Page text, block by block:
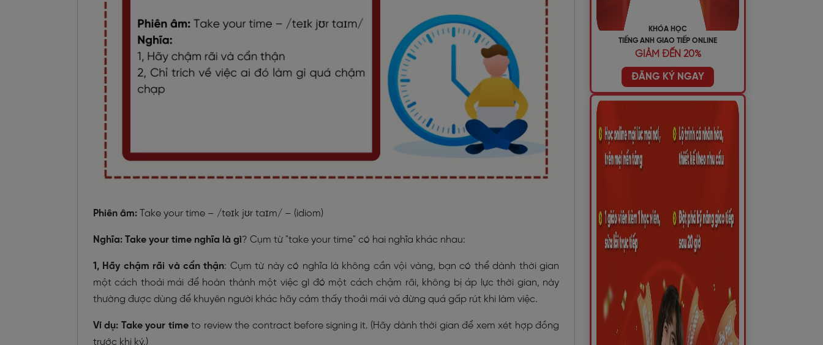
Phiên âm: Take your time – /teɪk jʊr taɪm/ – (idiom)
Nghĩa: Take your time nghĩa là gì? Cụm từ "take your time" có hai nghĩa khác nhau:
1, Hãy chậm rãi và cẩn thận: Cụm từ này có nghĩa là không cần vội vàng, bạn có thể dành thời gian
một cách thoải mái để hoàn thành một việc gì đó một cách chậm rãi, không bị áp lực thời gian, này
thường được dùng để khuyên người khác hãy cảm thấy thoải mái và đừng quá gấp rút khi làm việc.
Ví dụ: Take your timeto review the contract before signing it. (Hãy dành thời gian để xem xét hợp đồng
trước khi ký.)
KHÓA HỌC
TIẾNG ANH GIAO TIẾP ONLINE
GIẢM ĐẾN 20%
ĐĂNG KÝ NGAY